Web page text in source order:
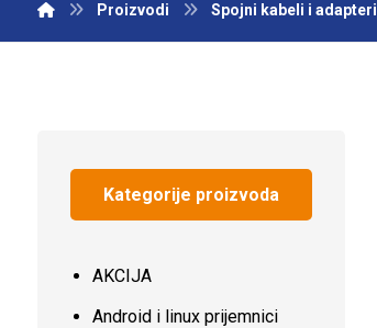
Proizvodi Spojni kabeli i adapteri
Kategorije proizvoda
AKCIJA
Android i linux prijemnici